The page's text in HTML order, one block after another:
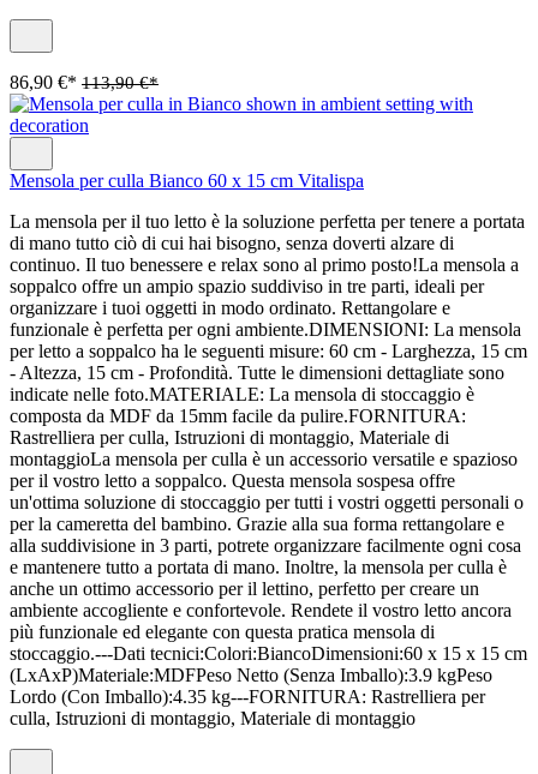
86,90 €* 113,90 €*
Mensola per culla Bianco 60 x 15 cm Vitalispa
La mensola per il tuo letto è la soluzione perfetta per tenere a portata
di mano tutto ciò di cui hai bisogno, senza doverti alzare di
continuo. Il tuo benessere e relax sono al primo posto!La mensola a
soppalco offre un ampio spazio suddiviso in tre parti, ideali per
organizzare i tuoi oggetti in modo ordinato. Rettangolare e
funzionale è perfetta per ogni ambiente.DIMENSIONI: La mensola
per letto a soppalco ha le seguenti misure: 60 cm - Larghezza, 15 cm
- Altezza, 15 cm - Profondità. Tutte le dimensioni dettagliate sono
indicate nelle foto.MATERIALE: La mensola di stoccaggio è
composta da MDF da 15mm facile da pulire.FORNITURA:
Rastrelliera per culla, Istruzioni di montaggio, Materiale di
montaggioLa mensola per culla è un accessorio versatile e spazioso
per il vostro letto a soppalco. Questa mensola sospesa offre
un'ottima soluzione di stoccaggio per tutti i vostri oggetti personali o
per la cameretta del bambino. Grazie alla sua forma rettangolare e
alla suddivisione in 3 parti, potrete organizzare facilmente ogni cosa
e mantenere tutto a portata di mano. Inoltre, la mensola per culla è
anche un ottimo accessorio per il lettino, perfetto per creare un
ambiente accogliente e confortevole. Rendete il vostro letto ancora
più funzionale ed elegante con questa pratica mensola di
stoccaggio.---Dati tecnici:Colori:BiancoDimensioni:60 x 15 x 15 cm
(LxAxP)Materiale:MDFPeso Netto (Senza Imballo):3.9 kgPeso
Lordo (Con Imballo):4.35 kg---FORNITURA: Rastrelliera per
culla, Istruzioni di montaggio, Materiale di montaggio